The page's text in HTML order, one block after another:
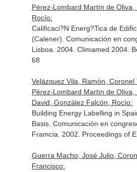
Pérez-Lombard Martín de Oliva,
Rocío:
Calificaci?N Energ?Tica de
(Calener). Comunicación en
Lisboa. 2004. Climamed 2004.
68
Velázquez Vila, Ramón, Coronel
Pérez-Lombard Martín de Oliva,
David, González Falcón, Rocío:
Building Energy Labelling in
Basis. Comunicación en
Framcia. 2002. Proceedings of
Guerra Macho, José Julio,
Francisco: